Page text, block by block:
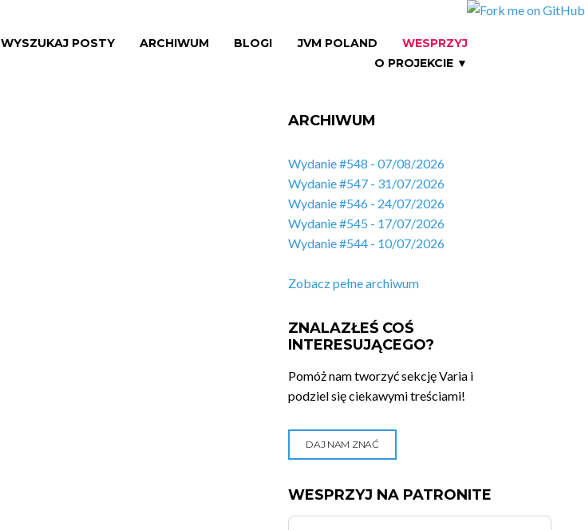
WYSZUKAJ POSTY ARCHIWUM BLOGI JVM POLAND
WESPRZYJ
O PROJEKCIE ▼
ARCHIWUM
Wydanie #548 - 07/08/2026
Wydanie #547 - 31/07/2026
Wydanie #546 - 24/07/2026
Wydanie #545 - 17/07/2026
Wydanie #544 - 10/07/2026
Zobacz pełne archiwum
ZNALAZŁEŚ COŚ
INTERESUJĄCEGO?
Pomóż nam tworzyć sekcję Varia i
podziel się ciekawymi treściami!
DAJ NAM ZNAĆ
WESPRZYJ NA PATRONITE